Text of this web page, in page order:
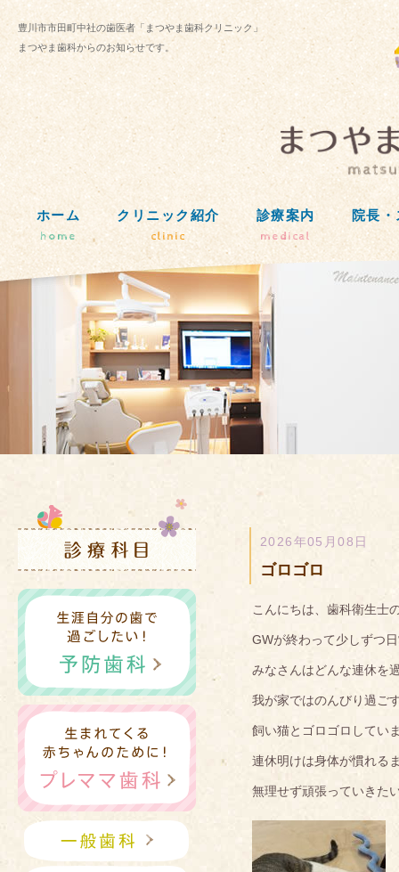
豊川市市田町中社の歯医者「まつやま歯科クリニック」
まつやま歯科からのお知らせです。
ホーム
home
クリニック紹介
clinic
診療案内
medical
院長
2026年05月08日
ゴロゴロ
こんにちは、歯科衛生士
GWが終わって少しずつ
みなさんはどんな連休を
我が家ではのんびり過ご
飼い猫とゴロゴロしてい
連休明けは身体が慣れる
無理せず頑張っていきた